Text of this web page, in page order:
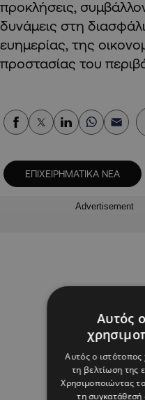
προκλήσεις,
δυνάμεις στη
ευημερίας, της
προστασίας του
ΕΠΙΧΕΙΡΗΜΑΤΙΚΑ ΝΕΑ
Advertisement
Αυτός
Αυτός ο ιστότοπος
τη βελτίωση της
Χρησιμοποιώντας
τη συγκατάθεσή